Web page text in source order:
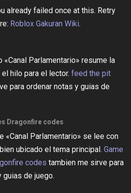
already failed once at this. Retry
Roblox Gakuran Wiki.
«Canal Parlamentario» resume la
hilo para el lector. feed the pit
para ordenar notas y guias de
Dragonfire codes
«Canal Parlamentario» se lee con
ubicado el tema principal. Game
codes tambien me sirve para
guias de juego.